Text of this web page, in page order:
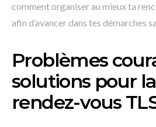
comment organiser au mieux ta
afin d’avancer dans tes démarches
Problèmes
solutions pour
rendez-vous